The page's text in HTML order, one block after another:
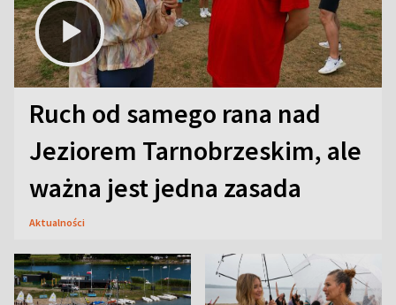
Ruch od samego rana nad
Jeziorem Tarnobrzeskim, ale
ważna jest jedna zasada
Aktualności